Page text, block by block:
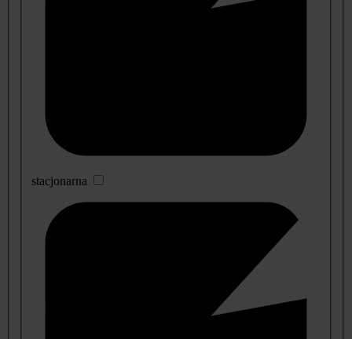
stacjonarna